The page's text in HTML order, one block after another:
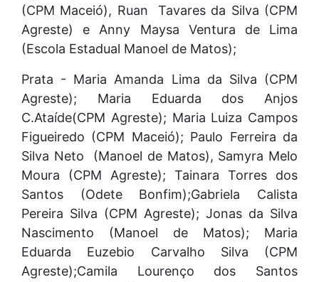
(CPM Maceió), Ruan Tavares da Silva (CPM
Agreste) e Anny Maysa Ventura de Lima
(Escola Estadual Manoel de Matos);
Prata - Maria Amanda Lima da Silva (CPM
Agreste); Maria Eduarda dos Anjos
C.Ataíde(CPM Agreste); Maria Luiza Campos
Figueiredo (CPM Maceió); Paulo Ferreira da
Silva Neto (Manoel de Matos), Samyra Melo
Moura (CPM Agreste); Tainara Torres dos
Santos (Odete Bonfim);Gabriela Calista
Pereira Silva (CPM Agreste); Jonas da Silva
Nascimento (Manoel de Matos); Maria
Eduarda Euzebio Carvalho Silva (CPM
Agreste);Camila Lourenço dos Santos